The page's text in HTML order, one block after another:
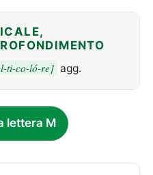
ti-co-ló-re] agg.
lettera M